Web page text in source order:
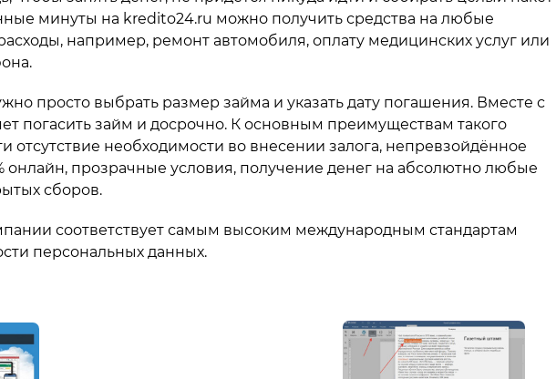
минуты на kredito24.ru можно получить средства на любые
например, ремонт автомобиля, оплату медицинских услуг или
просто выбрать размер займа и указать дату погашения. Вместе с
погасить займ и досрочно. К основным преимуществам такого
отсутствие необходимости во внесении залога, непревзойдённое
онлайн, прозрачные условия, получение денег на абсолютно любые
сборов.
соответствует самым высоким международным стандартам
персональных данных.